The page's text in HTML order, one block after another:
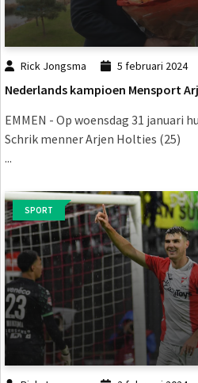
Rick Jongsma 5 februari 2024
Nederlands kampioen Mensport
EMMEN - Op woensdag 31 januari
Schrik menner Arjen Holties (25)
...
SPORT